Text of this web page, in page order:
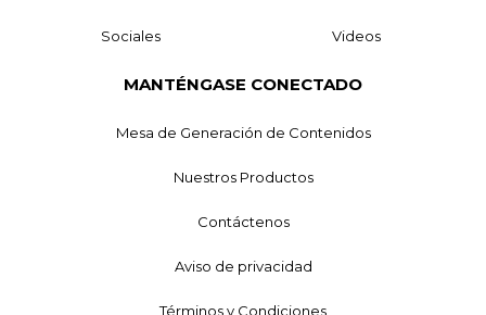
Sociales Videos
MANTÉNGASE CONECTADO
Mesa de Generación de Contenidos
Nuestros Productos
Contáctenos
Aviso de privacidad
Términos y Condiciones